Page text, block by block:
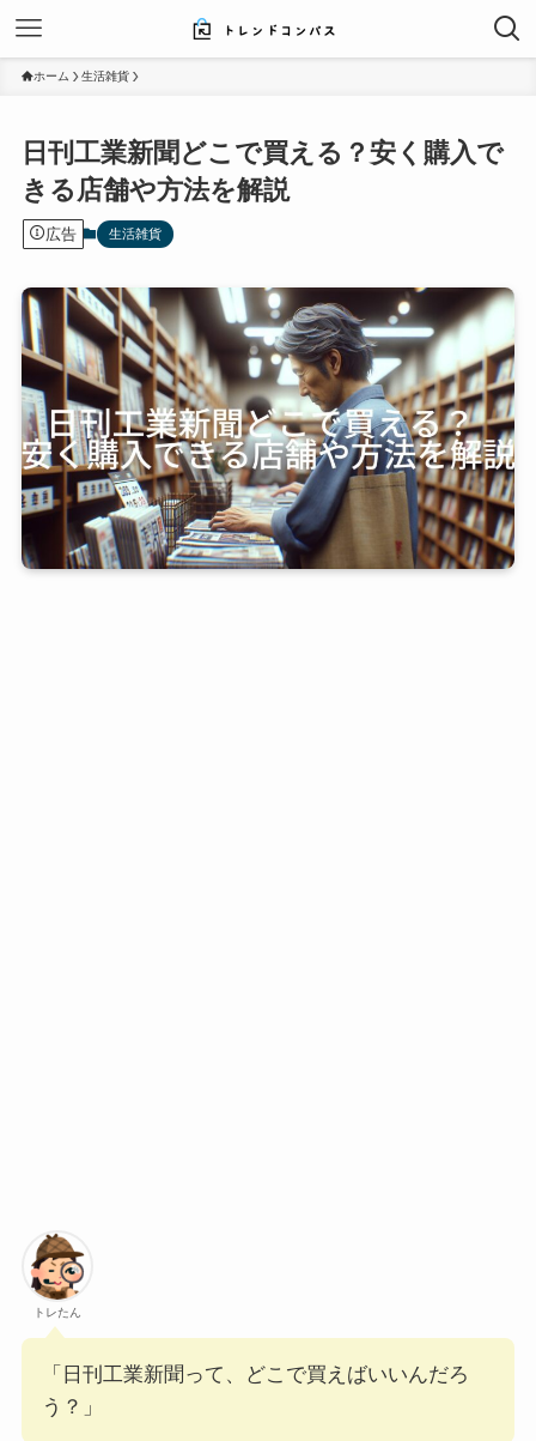
ホーム 生活雑貨
日刊工業新聞どこで買える？安く購入で
きる店舗や方法を解説
広告 生活雑貨
トレたん
「日刊工業新聞って、どこで買えばいいんだろ
う？」